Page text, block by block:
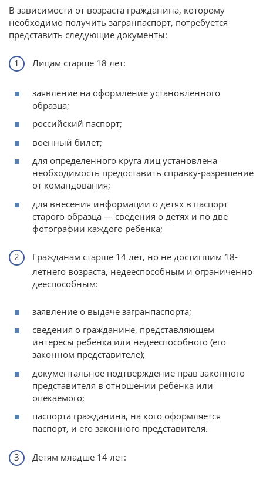
В зависимости от возраста гражданина, которому
необходимо получить загранпаспорт, потребуется
представить следующие документы:
Лицам старше 18 лет:
заявление на оформление установленного
образца;
российский паспорт;
военный билет;
для определенного круга лиц установлена
необходимость предоставить справку-разрешение
от командования;
для внесения информации о детях в паспорт
старого образца — сведения о детях и по две
фотографии каждого ребенка;
Гражданам старше 14 лет, но не достигшим 18-
летнего возраста, недееспособным и ограниченно
дееспособным:
заявление о выдаче загранпаспорта;
сведения о гражданине, представляющем
интересы ребенка или недееспособного (его
законном представителе);
документальное подтверждение прав законного
представителя в отношении ребенка или
опекаемого;
паспорта гражданина, на кого оформляется
паспорт, и его законного представителя.
Детям младше 14 лет: